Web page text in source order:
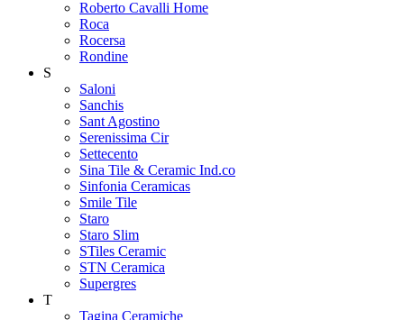
Roberto Cavalli Home
Roca
Rocersa
Rondine
S
Saloni
Sanchis
Sant Agostino
Serenissima Cir
Settecento
Sina Tile & Ceramic Ind.co
Sinfonia Ceramicas
Smile Tile
Staro
Staro Slim
STiles Ceramic
STN Ceramica
Supergres
T
Tagina Ceramiche